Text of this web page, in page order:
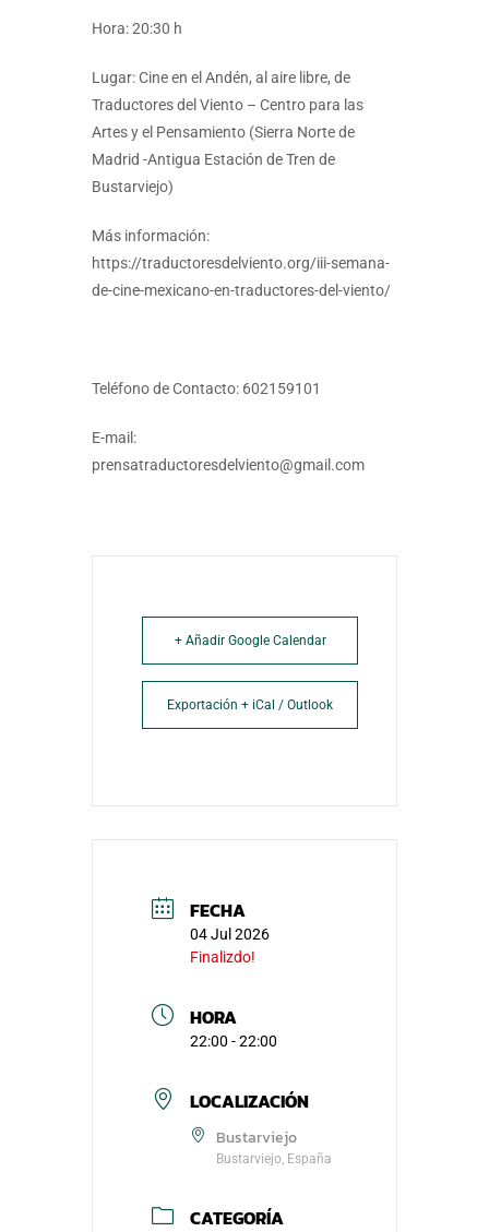
Hora: 20:30 h
Lugar: Cine en el Andén, al aire libre, de
Traductores del Viento – Centro para las
Artes y el Pensamiento (Sierra Norte de
Madrid -Antigua Estación de Tren de
Bustarviejo)
Más información:
https://traductoresdelviento.org/iii-semana-
de-cine-mexicano-en-traductores-del-viento/
Teléfono de Contacto: 602159101
E-mail:
prensatraductoresdelviento@gmail.com
+ Añadir Google Calendar
Exportación + iCal / Outlook
FECHA
04 Jul 2026
Finalizdo!
HORA
22:00 - 22:00
LOCALIZACIÓN
Bustarviejo
Bustarviejo, España
CATEGORÍA